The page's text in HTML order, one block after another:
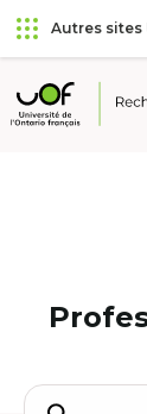
Aller
au
principal
Passer
au
Autres sites
Université
Search